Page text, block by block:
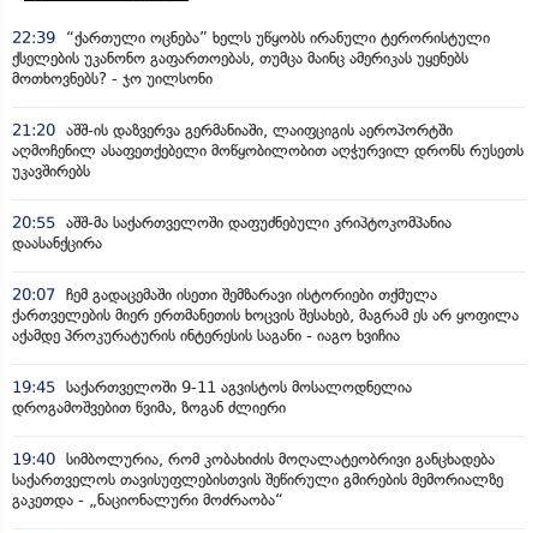
22:39
“ქართული ოცნება” ხელს უწყობს ირანული ტერორისტული
ქსელების უკანონო გაფართოებას, თუმცა მაინც ამერიკას უყენებს
მოთხოვნებს? - ჯო უილსონი
21:20 აშშ-ის დაზვერვა გერმანიაში, ლაიფციგის აეროპორტში
აღმოჩენილ ასაფეთქებელი მოწყობილობით აღჭურვილ დრონს რუსეთს
უკავშირებს
20:55 აშშ-მა საქართველოში დაფუძნებული კრიპტოკომპანია
დაასანქცირა
20:07 ჩემ გადაცემაში ისეთი შემზარავი ისტორიები თქმულა
ქართველების მიერ ერთმანეთის ხოცვის შესახებ, მაგრამ ეს არ ყოფილა
აქამდე პროკურატურის ინტერესის საგანი - იაგო ხვიჩია
19:45 საქართველოში 9-11 აგვისტოს მოსალოდნელია
დროგამოშვებით წვიმა, ზოგან ძლიერი
19:40 სიმბოლურია, რომ კობახიძის მოღალატეობრივი განცხადება
საქართველოს თავისუფლებისთვის შეწირული გმირების მემორიალზე
გაკეთდა - „ნაციონალური მოძრაობა“